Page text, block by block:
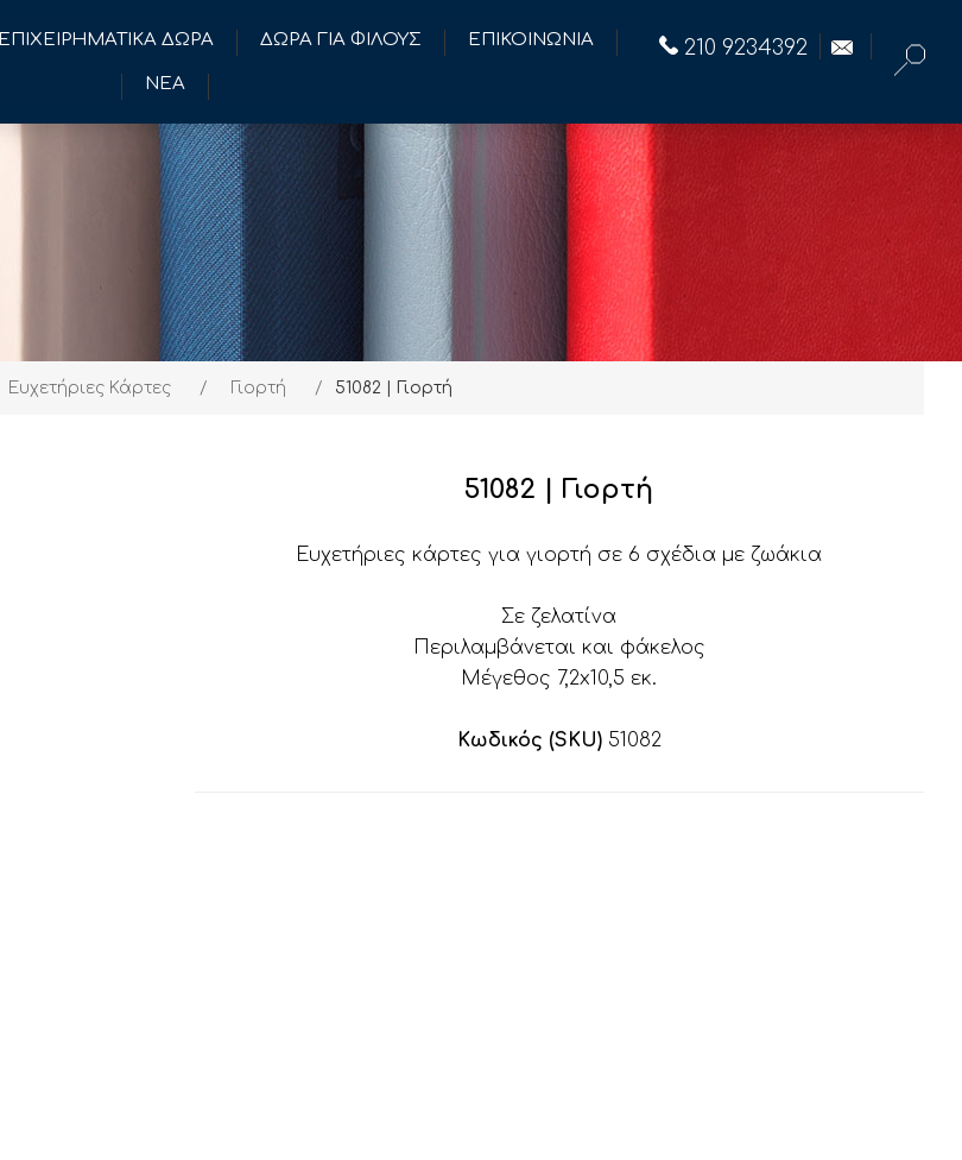
ΕΠΙΧΕΙΡΗΜΑΤΙΚΑ ΔΩΡΑ ΔΩΡΑ ΓΙΑ ΦΙΛΟΥΣ ΕΠΙΚΟΙΝΩΝΙΑ
ΝΕΑ
210 9234392
Ευχετήριες Κάρτες / Γιορτή / 51082 | Γιορτή
51082 | Γιορτή
Ευχετήριες κάρτες για γιορτή σε 6 σχέδια με ζωάκια
Σε ζελατίνα
Περιλαμβάνεται και φάκελος
Μέγεθος 7,2x10,5 εκ.
Κωδικός (SKU)51082